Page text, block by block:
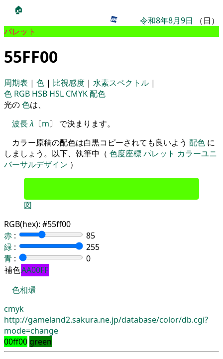
🏠
令和8年8月9日 （日）
パレット
55FF00
周期表 | 色 | 比視感度 | 水素スペクトル |
色 RGB HSB HSL CMYK配色
光の色は、
波長λ 〔m〕 で決まります。
カラー原稿の配色は白黒コピーされても良いよう 配色 に
しましょう。以下、執筆中（ 色度座標パレット カラーユニ
バーサルデザイン ）
図
RGB(hex): #55ff00
赤 :
85
緑 :
255
青 :
0
補色AA00FF
色相環
cmyk
http://gameland2.sakura.ne.jp/database/color/db.cgi?
mode=change
00ff00 green